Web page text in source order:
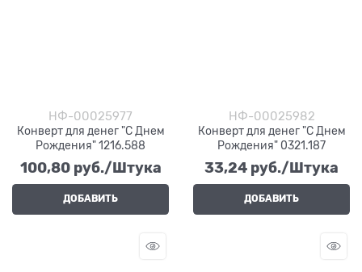
НФ-00025977
Конверт для денег "С Днем
Рождения" 1216.588
100,80 руб./Штука
ДОБАВИТЬ
НФ-00025982
Конверт для денег "С Днем
Рождения" 0321.187
33,24 руб./Штука
ДОБАВИТЬ